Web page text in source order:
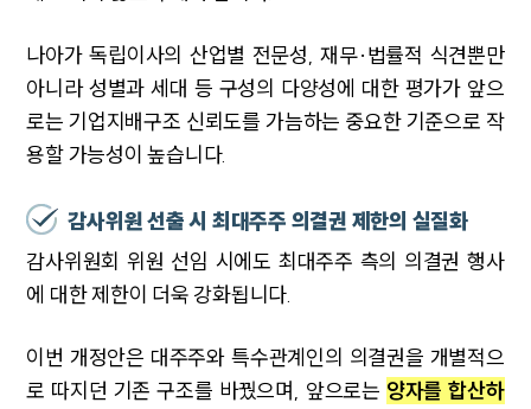
나아가 독립이사의 산업별 전문성, 재무·법률적 식견뿐만
아니라 성별과 세대 등 구성의 다양성에 대한 평가가 앞으
로는 기업지배구조 신뢰도를 가늠하는 중요한 기준으로 작
용할 가능성이 높습니다.
감사위원 선출 시 최대주주 의결권 제한의 실질화
감사위원회 위원 선임 시에도 최대주주 측의 의결권 행사
에 대한 제한이 더욱 강화됩니다.
이번 개정안은 대주주와 특수관계인의 의결권을 개별적으
로 따지던 기존 구조를 바꿨으며, 앞으로는 양자를 합산하